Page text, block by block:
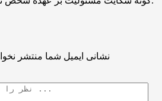
نشانی ایمیل شما منتشر